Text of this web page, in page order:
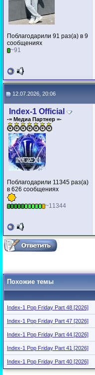
Поблагодарили 91 раз(а) в 9
сообщениях
~91
12.07.2026, 20:06
Index-1 Official
-= Медиа Партнер =-
Поблагодарили 11345 раз(а)
в 626 сообщениях
~11344
Похожие темы
Index-1 Pop Friday Part 48 [2026]
Index-1 Pop Friday Part 47 [2026]
Index-1 Pop Friday Part 44 [2026]
Index-1 Pop Friday Part 41 [2026]
Index-1 Pop Friday Part 40 [2026]